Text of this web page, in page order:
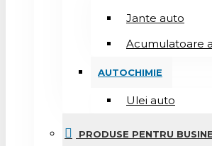
Jante auto
Acumulatoare
AUTOCHIMIE
Ulei auto
PRODUSE PENTRU